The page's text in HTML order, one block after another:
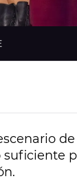
suficiente